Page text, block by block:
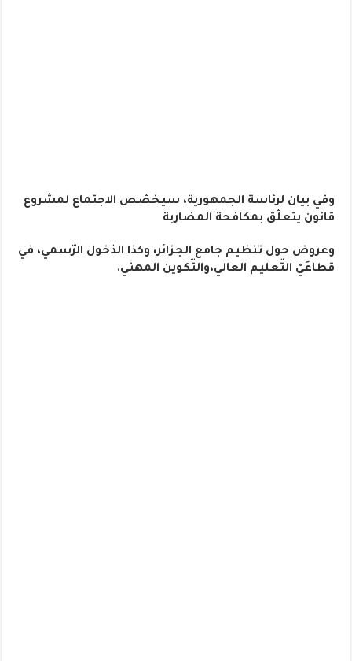
وفي بيان لرئاسة الجمهورية، سيخصّص الاجتماع لمشروع
قانون يتعلّق بمكافحة المضاربة
وعروض حول تنظيم جامع الجزائر، وكذا الدّخول الرّسمي، في
قطاعَيْ التّعليم العالي،والتّكوين المهني.